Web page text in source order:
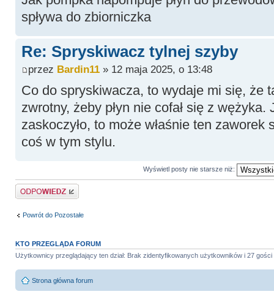
spływa do zbiorniczka
Re: Spryskiwacz tylnej szyby
przez Bardin11» 12 maja 2025, o 13:48
Co do spryskiwacza, to wydaje mi się, że
zwrotny, żeby płyn nie cofał się z wężyka.
zaskoczyło, to może właśnie ten zaworek
coś w tym stylu.
Wyświetl posty nie starsze niż:
Odpowiedz
Powrót do Pozostałe
KTO PRZEGLĄDA FORUM
Użytkownicy przeglądający ten dział: Brak zidentyfikowanych użytkowników i 27 gości
Strona główna forum